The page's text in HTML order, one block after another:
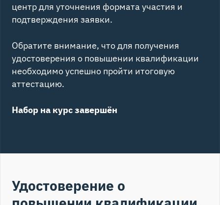
центр для уточнения формата участия и
подтверждения заявки.
Обратите внимание, что для получения
удостоверения о повышении квалификации
необходимо успешно пройти итоговую
аттестацию.
Набор на курс завершён
Удостоверение о